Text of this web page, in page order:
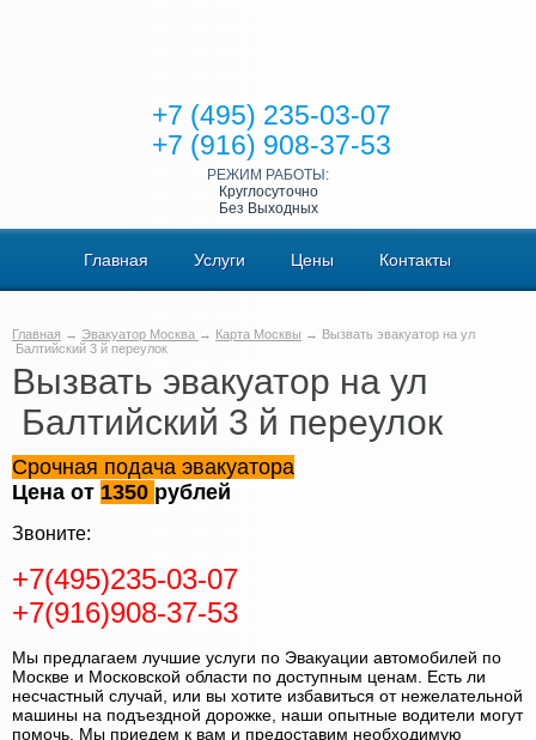
+7 (495) 235-03-07
+7 (916) 908-37-53
РЕЖИМ РАБОТЫ:
Круглосуточно
Без Выходных
Главная Услуги Цены Контакты
Главная → Эвакуатор Москва → Карта Москвы → Вызвать эвакуатор на ул
Балтийский 3 й переулок
Вызвать эвакуатор на ул
Балтийский 3 й переулок
Срочная подача эвакуатора
Цена от 1350 рублей
Звоните:
+7(495)235-03-07
+7(916)908-37-53
Мы предлагаем лучшие услуги по Эвакуации автомобилей по
Москве и Московской области по доступным ценам. Есть ли
несчастный случай, или вы хотите избавиться от нежелательной
машины на подъездной дорожке, наши опытные водители могут
помочь. Мы приедем к вам и предоставим необходимую